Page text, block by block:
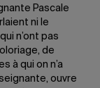
Pascale
ni le
n’ont pas
de
à qui on n’a
ouvre